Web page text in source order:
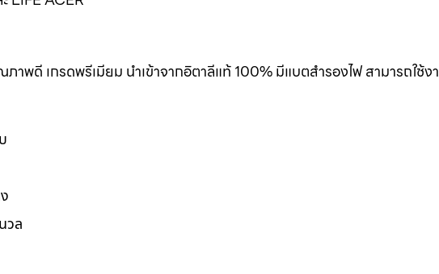
าพดี เกรดพรีเมียม นำเข้าจากอิตาลีแท้ 100% มีแบตสำรองไฟ สามารถใช้ง
วล